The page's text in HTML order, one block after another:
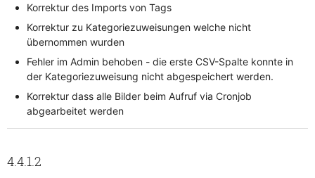
Korrektur des Imports von Tags
Korrektur zu Kategoriezuweisungen welche nicht
übernommen wurden
Fehler im Admin behoben - die erste CSV-Spalte konnte in
der Kategoriezuweisung nicht abgespeichert werden.
Korrektur dass alle Bilder beim Aufruf via Cronjob
abgearbeitet werden
4.4.1.2